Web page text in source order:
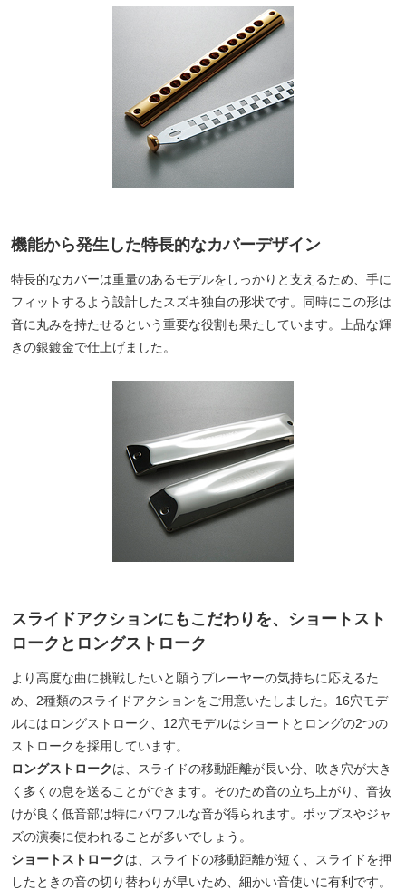
機能から発生した特長的なカバーデザイン
特長的なカバーは重量のあるモデルをしっかりと支えるため、手に
フィットするよう設計したスズキ独自の形状です。同時にこの形は
音に丸みを持たせるという重要な役割も果たしています。上品な輝
きの銀鍍金で仕上げました。
スライドアクションにもこだわりを、ショートスト
ロークとロングストローク
より高度な曲に挑戦したいと願うプレーヤーの気持ちに応えるた
め、2種類のスライドアクションをご用意いたしました。16穴モデ
ルにはロングストローク、12穴モデルはショートとロングの2つの
ストロークを採用しています。
ロングストロークは、スライドの移動距離が長い分、吹き穴が大き
く多くの息を送ることができます。そのため音の立ち上がり、音抜
けが良く低音部は特にパワフルな音が得られます。ポップスやジャ
ズの演奏に使われることが多いでしょう。
ショートストロークは、スライドの移動距離が短く、スライドを押
したときの音の切り替わりが早いため、細かい音使いに有利です。